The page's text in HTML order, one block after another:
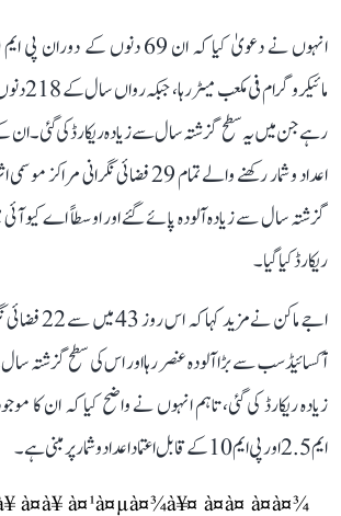
رہے جن میں یہ سطح گزشتہ سال سے زیادہ ریکارڈ کی گئی۔
اعداد و شمار رکھنے والے تمام 29 فضائی
ریکارڈ کیا گیا۔
اجے ماکن نے
زیادہ ریکارڈ کی گئی، تاہم انہوں نے واضح کیا کہ ان کا
ایم 2.5 اور پی ایم 10 کے قابل اعتماد اعداد و شمار پر مبنی ہے۔
à¤à¥ à¤¹à¤µà¤¾à¥¤ à¤à¤ à¤à¤¾